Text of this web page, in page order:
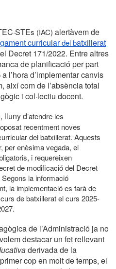
·STEs (IAC) alertàvem de
curriculardel batxillerat
Decret 171/2022. Entre altres
de planificació per part
a l’hora d’implementar canvis
així com de l’absència total
i col·lectiu docent.
lluny d’atendre les
recentment noves
del batxillerat. Aquests
per enèsima vegada, el
i requereixen
de modificació del Decret
la informació
la implementació es farà de
de batxillerat el curs 2025-
de l’Administració ja no
destacar un fet rellevant
derivada de la
cop en molt de temps, el